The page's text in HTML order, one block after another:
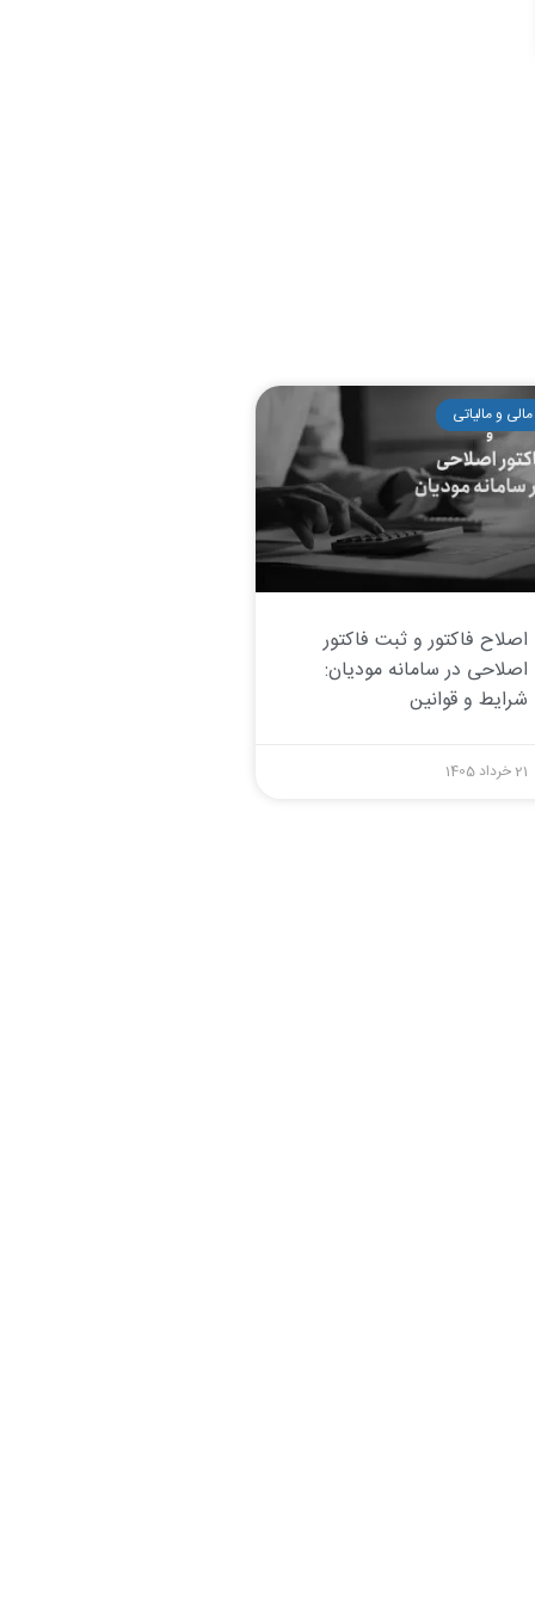
مالی و مالیاتی
اصلاح فاکتور و ثبت فاکتور
اصلاحی در سامانه مودیان:
شرایط و قوانین
21 خرداد 1405